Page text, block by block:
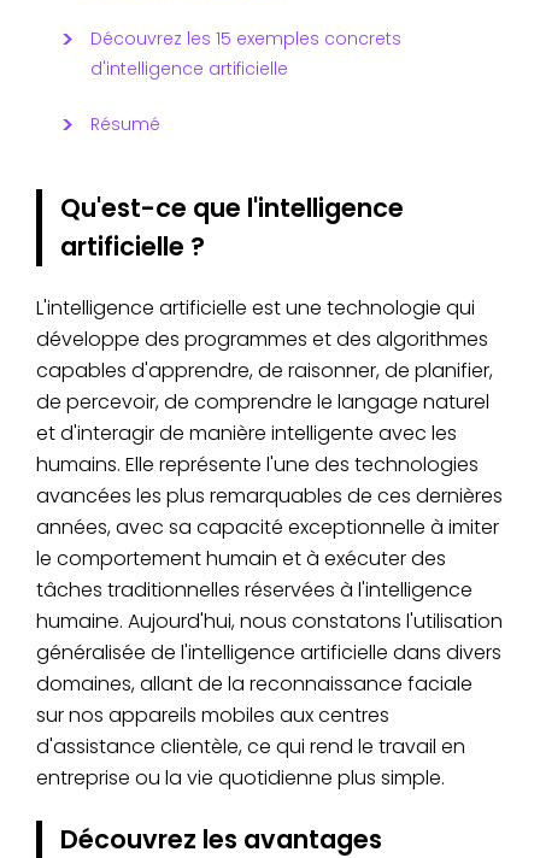
Découvrez les 15 exemples concrets
d'intelligence artificielle
Résumé
Qu'est-ce que l'intelligence
artificielle ?
L'intelligence artificielle est une technologie qui
développe des programmes et des algorithmes
capables d'apprendre, de raisonner, de planifier,
de percevoir, de comprendre le langage naturel
et d'interagir de manière intelligente avec les
humains. Elle représente l'une des technologies
avancées les plus remarquables de ces dernières
années, avec sa capacité exceptionnelle à imiter
le comportement humain et à exécuter des
tâches traditionnelles réservées à l'intelligence
humaine. Aujourd'hui, nous constatons l'utilisation
généralisée de l'intelligence artificielle dans divers
domaines, allant de la reconnaissance faciale
sur nos appareils mobiles aux centres
d'assistance clientèle, ce qui rend le travail en
entreprise ou la vie quotidienne plus simple.
Découvrez les avantages